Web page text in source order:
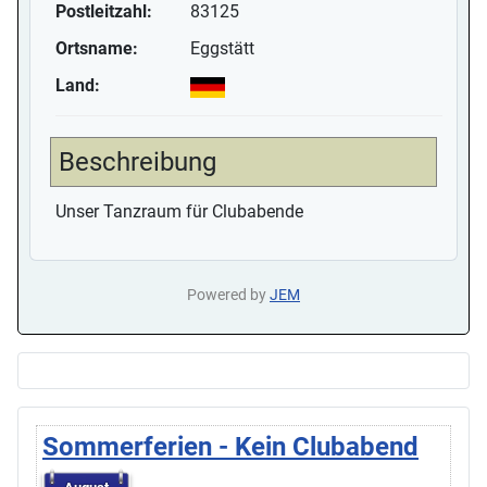
Postleitzahl:
83125
Ortsname:
Eggstätt
Land:
Beschreibung
Unser Tanzraum für Clubabende
Powered byJEM
Sommerferien - Kein Clubabend